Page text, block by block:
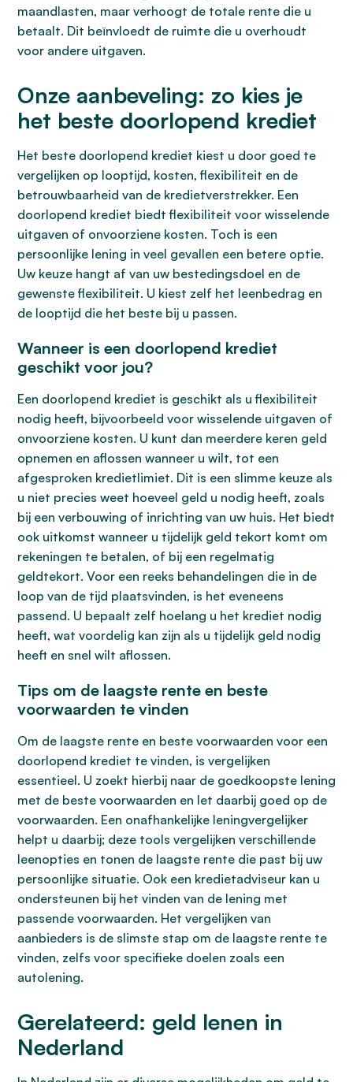
maandlasten, maar verhoogt de totale rente die u
betaalt. Dit beïnvloedt de ruimte die u overhoudt
voor andere uitgaven.
Onze aanbeveling: zo kies je
het beste doorlopend krediet
Het beste doorlopend krediet kiest u door goed te
vergelijken op looptijd, kosten, flexibiliteit en de
betrouwbaarheid van de kredietverstrekker. Een
doorlopend krediet biedt flexibiliteit voor wisselende
uitgaven of onvoorziene kosten. Toch is een
persoonlijke lening in veel gevallen een betere optie.
Uw keuze hangt af van uw bestedingsdoel en de
gewenste flexibiliteit. U kiest zelf het leenbedrag en
de looptijd die het beste bij u passen.
Wanneer is een doorlopend krediet
geschikt voor jou?
Een doorlopend krediet is geschikt als u flexibiliteit
nodig heeft, bijvoorbeeld voor wisselende uitgaven of
onvoorziene kosten. U kunt dan meerdere keren geld
opnemen en aflossen wanneer u wilt, tot een
afgesproken kredietlimiet. Dit is een slimme keuze als
u niet precies weet hoeveel geld u nodig heeft, zoals
bij een verbouwing of inrichting van uw huis. Het biedt
ook uitkomst wanneer u tijdelijk geld tekort komt om
rekeningen te betalen, of bij een regelmatig
geldtekort. Voor een reeks behandelingen die in de
loop van de tijd plaatsvinden, is het eveneens
passend. U bepaalt zelf hoelang u het krediet nodig
heeft, wat voordelig kan zijn als u tijdelijk geld nodig
heeft en snel wilt aflossen.
Tips om de laagste rente en beste
voorwaarden te vinden
Om de laagste rente en beste voorwaarden voor een
doorlopend krediet te vinden, is vergelijken
essentieel. U zoekt hierbij naar de goedkoopste lening
met de beste voorwaarden en let daarbij goed op de
voorwaarden. Een onafhankelijke leningvergelijker
helpt u daarbij; deze tools vergelijken verschillende
leenopties en tonen de laagste rente die past bij uw
persoonlijke situatie. Ook een kredietadviseur kan u
ondersteunen bij het vinden van de lening met
passende voorwaarden. Het vergelijken van
aanbieders is de slimste stap om de laagste rente te
vinden, zelfs voor specifieke doelen zoals een
autolening.
Gerelateerd: geld lenen in
Nederland